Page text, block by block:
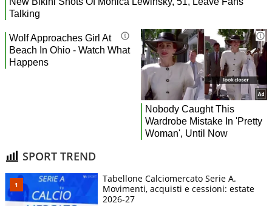
SPORT TREND
Tabellone Calciomercato Serie A.
Movimenti, acquisti e cessioni: estate
2026-27